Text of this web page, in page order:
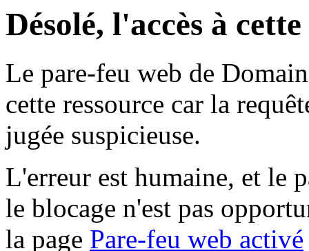
Désolé, l'accès à
Le pare-feu web de
cette ressource car la
jugée suspicieuse.
L'erreur est humaine, et le
le blocage n'est pas
la page Pare-feu web activé